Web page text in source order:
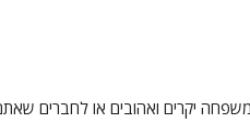
יקרים ואהובים או לחברים